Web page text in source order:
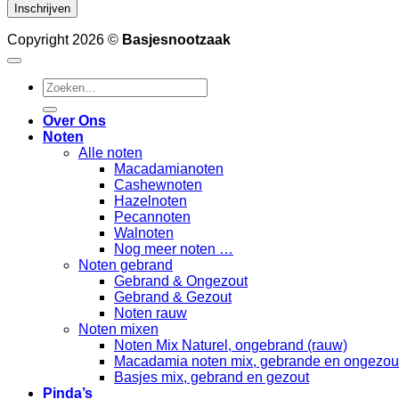
Copyright 2026 © Basjesnootzaak
Zoeken
naar:
Over Ons
Noten
Alle noten
Macadamianoten
Cashewnoten
Hazelnoten
Pecannoten
Walnoten
Nog meer noten …
Noten gebrand
Gebrand & Ongezout
Gebrand & Gezout
Noten rauw
Noten mixen
Noten Mix Naturel, ongebrand (rauw)
Macadamia noten mix, gebrande en
Basjes mix, gebrand en gezout
Pinda’s